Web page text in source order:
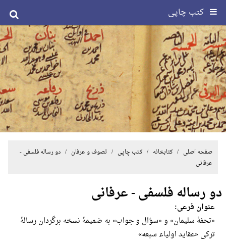
کتب چاپی
صفحه اصلی / کتابخانه /کتب چاپی /تصوف و عرفان / دو رساله فلسفی -
عرفانی
دو رساله فلسفی - عرفانی
عنوان فرعی:
«تحفۀ سلیمان» و «سؤال و جواب» به ضمیمۀ نسخه برگردان رسالۀ
ترکی «عقاید اولیاء سبعه»